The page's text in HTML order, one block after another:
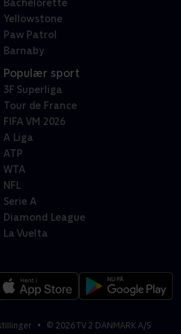
Bachelorette
Yellowstone
Paw Patrol
Barnaby
Populær sport
3F Superliga
Tour de France
FIFA VM 2026
A Liga
ATP
WTA
NFL
Serie A
Diamond League
La Vuelta
© 2026TV 2 DANMARK A/S